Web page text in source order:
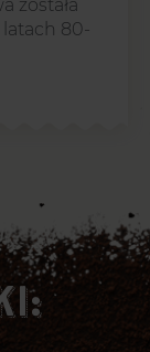
została
80-